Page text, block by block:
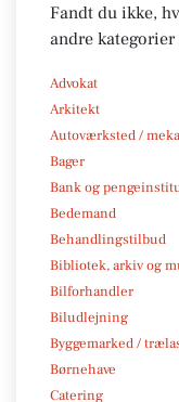
Fandt du ikke,
andre
Advokat
Arkitekt
Autoværksted /
Bager
Bank og
Bedemand
Behandlingstilbud
Bibliotek, arkiv og
Bilforhandler
Biludlejning
Byggemarked /
Børnehave
Catering